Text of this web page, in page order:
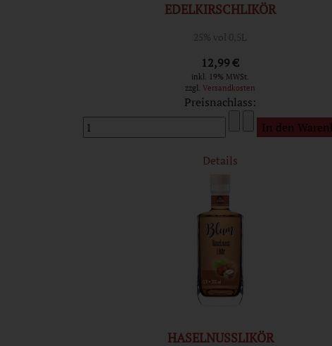
EDELKIRSCHLIKÖR
25% vol 0,5L
12,99 €
inkl. 19% MWSt.
zzgl. Versandkosten
Preisnachlass:
Details
HASELNUSSLIKÖR